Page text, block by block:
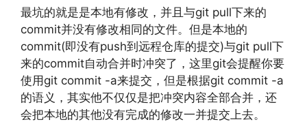
最坑的就是是本地有修改，并且与git pull下来的
commit并没有修改相同的文件。但是本地的
commit(即没有push到远程仓库的提交)与git pull下
来的commit自动合并时冲突了，这里git会提醒你要
使用git commit -a来提交，但是根据git commit -a
的语义，其实他不仅仅是把冲突内容全部合并，还
会把本地的其他没有完成的修改一并提交上去。